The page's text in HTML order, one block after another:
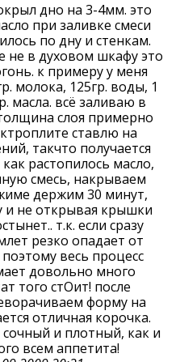
дно на 3-4мм. это
при заливке смеси
по дну и стенкам.
не в духовом шкафу это
к примеру у меня
молока, 125гр. воды, 1
масла. всё заливаю в
слоя примерно
ставлю на
такчто получается
растопилось масло,
смесь, накрываем
держим 30 минут,
и не открывая крышки
т.к. если сразу
резко опадает от
весь процесс
довольно много
того стОит! после
форму на
отличная корочка.
и плотный, как и
всем аппетита!